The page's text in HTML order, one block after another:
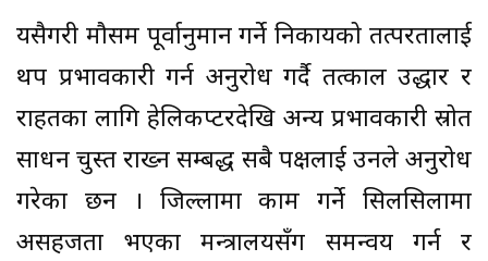
यसैगरी मौसम पूर्वानुमान गर्ने निकायको तत्परतालाई
थप प्रभावकारी गर्न अनुरोध गर्दै तत्काल उद्धार र
राहतका लागि हेलिकप्टरदेखि अन्य प्रभावकारी स्रोत
साधन चुस्त राख्न सम्बद्ध सबै पक्षलाई उनले अनुरोध
गरेका छन । जिल्लामा काम गर्ने सिलसिलामा
असहजता भएका मन्त्रालयसँग समन्वय गर्न र